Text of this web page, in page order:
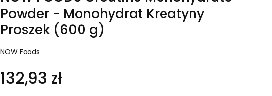
Powder - Monohydrat Kreatyny
Proszek (600 g)
NOW Foods
132,93 zł